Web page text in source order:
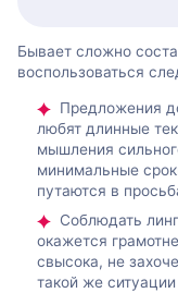
Бывает сложно
воспользоваться
Предложения
любят длинные
мышления
минимальные
путаются в
Соблюдать
окажется
свысока, не
такой же